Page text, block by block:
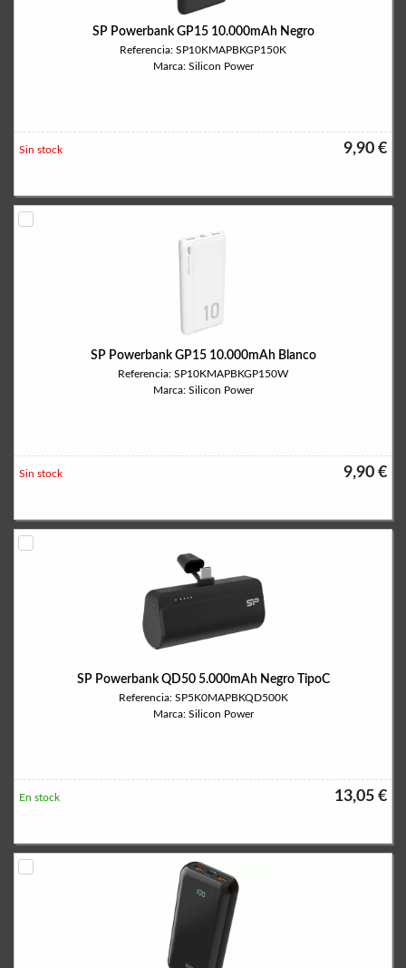
SP Powerbank GP15 10.000mAh Negro
Referencia: SP10KMAPBKGP150K
Marca: Silicon Power
9,90 €
Sin stock
SP Powerbank GP15 10.000mAh Blanco
Referencia: SP10KMAPBKGP150W
Marca: Silicon Power
9,90 €
Sin stock
SP Powerbank QD50 5.000mAh Negro TipoC
Referencia: SP5K0MAPBKQD500K
Marca: Silicon Power
13,05 €
En stock